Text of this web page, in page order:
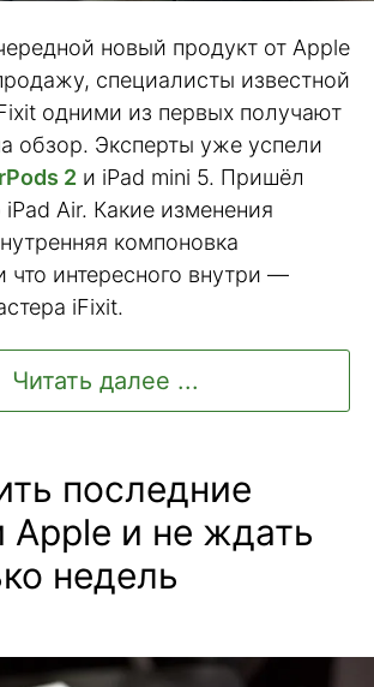
новый продукт от Apple
специалисты известной
одними из первых получают
обзор. Эксперты уже успели
2 и iPad mini 5. Пришёл
iPad Air. Какие изменения
компоновка
что интересного внутри —
iFixit.
Читать далее ...
последние
Apple и не ждать
недель